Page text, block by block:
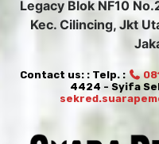
Legacy Blok NF10
Kec. Cilincing, Jkt
Contact us: : Telp. :
4424 - Syifa